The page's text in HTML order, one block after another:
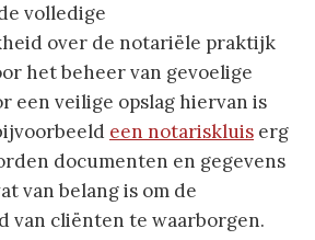
volledige
over de notariële praktijk
het beheer van gevoelige
een veilige opslag hiervan is
een notariskluis erg
documenten en gegevens
van belang is om de
van cliënten te waarborgen.